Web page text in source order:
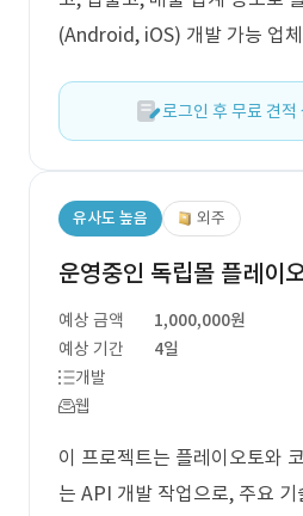
(Android, iOS) 개발 가능 업
로그인 후 무료 견적
유사도 높음 외주
운영중인 독립몰 플레이
예상 금액
1,000,000원
예상 기간
4일
개발
웹
이 프로젝트는 플레이오토와
는 API 개발 작업으로, 주요